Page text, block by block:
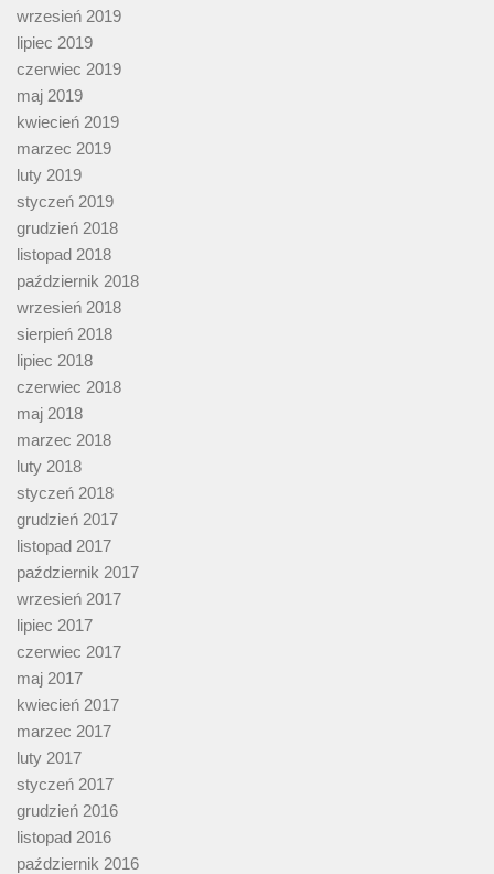
wrzesień 2019
lipiec 2019
czerwiec 2019
maj 2019
kwiecień 2019
marzec 2019
luty 2019
styczeń 2019
grudzień 2018
listopad 2018
październik 2018
wrzesień 2018
sierpień 2018
lipiec 2018
czerwiec 2018
maj 2018
marzec 2018
luty 2018
styczeń 2018
grudzień 2017
listopad 2017
październik 2017
wrzesień 2017
lipiec 2017
czerwiec 2017
maj 2017
kwiecień 2017
marzec 2017
luty 2017
styczeń 2017
grudzień 2016
listopad 2016
październik 2016